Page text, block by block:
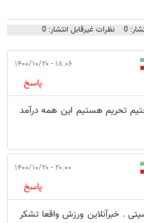
0 نظرات غیرقابل انتشار: 0
۱۸:۰۶ - ۱۴۰۰/۱۰/۲۰
پاسخ
تحریم هستیم این همه درآمد
۲۰:۰۰ - ۱۴۰۰/۱۰/۲۰
پاسخ
. خبرآنلاین ورزش واقعا تشکر